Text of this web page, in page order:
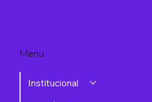
Menu
Institucional